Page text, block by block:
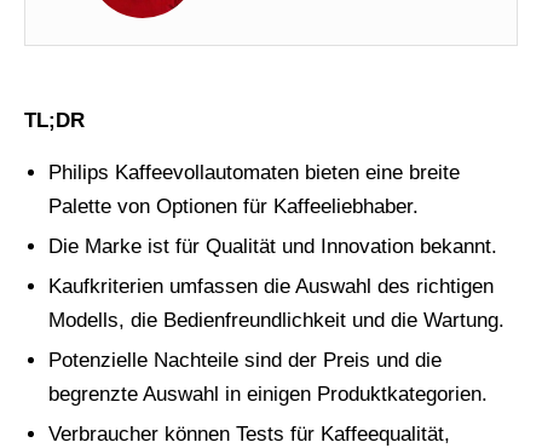
TL;DR
Philips Kaffeevollautomaten bieten eine breite
Palette von Optionen für Kaffeeliebhaber.
Die Marke ist für Qualität und Innovation bekannt.
Kaufkriterien umfassen die Auswahl des richtigen
Modells, die Bedienfreundlichkeit und die Wartung.
Potenzielle Nachteile sind der Preis und die
begrenzte Auswahl in einigen Produktkategorien.
Verbraucher können Tests für Kaffeequalität,